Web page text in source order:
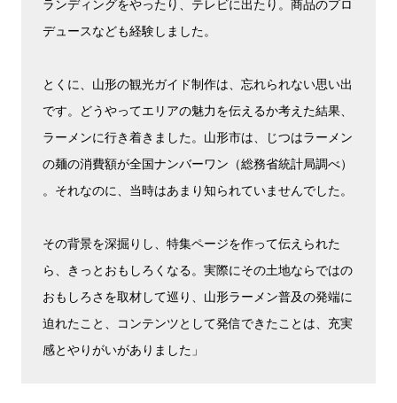
ランディングをやったり、テレビに出たり。商品のプロ
デュースなども経験しました。
とくに、山形の観光ガイド制作は、忘れられない思い出
です。どうやってエリアの魅力を伝えるか考えた結果、
ラーメンに行き着きました。山形市は、じつはラーメン
の麺の消費額が全国ナンバーワン（総務省統計局調べ）
。それなのに、当時はあまり知られていませんでした。
その背景を深掘りし、特集ページを作って伝えられた
ら、きっとおもしろくなる。実際にその土地ならではの
おもしろさを取材して巡り、山形ラーメン普及の発端に
迫れたこと、コンテンツとして発信できたことは、充実
感とやりがいがありました」